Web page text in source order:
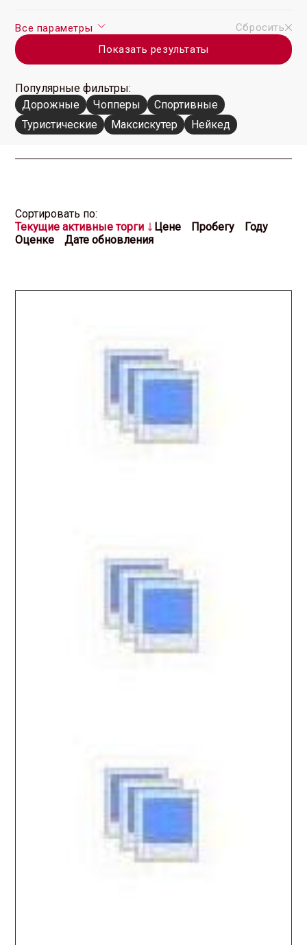
Все параметры
Сбросить
Показать результаты
Популярные фильтры:
Дорожные
Чопперы
Спортивные
Туристические
Максискутер Нейкед
Cортировать по:
Текущие активные торги
Цене Пробегу
Году
Оценке
Дате обновления